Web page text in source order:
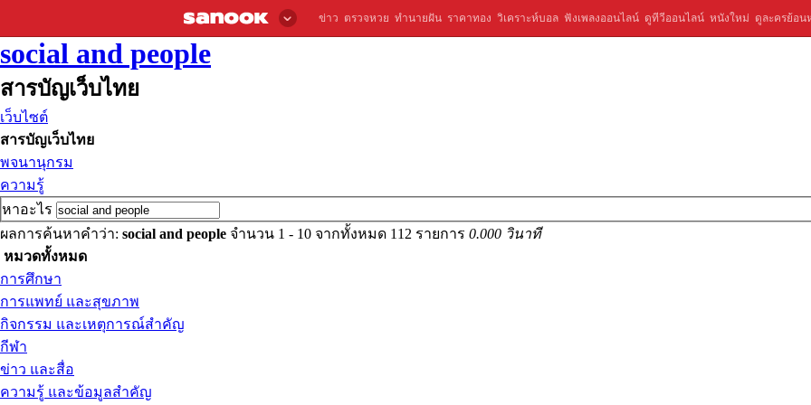
ข่าว ตรวจหวย ทำนายฝัน ราคาทอง วิเคราะห์บอล ฟังเพลงออนไลน์ ดูทีวีออนไลน์ หนังใหม่ ดูละครย้อน
social and people
สารบัญเว็บไทย
เว็บไซต์
สารบัญเว็บไทย
พจนานุกรม
ความรู้
หาอะไร
ผลการค้นหาคำว่า: social and people จำนวน 1 - 10 จากทั้งหมด 112 รายการ 0.000 วินาที
หมวดทั้งหมด
การศึกษา
การแพทย์ และสุขภาพ
กิจกรรม และเหตุการณ์สำคัญ
กีฬา
ข่าว และสื่อ
ความรู้ และข้อมูลสำคัญ